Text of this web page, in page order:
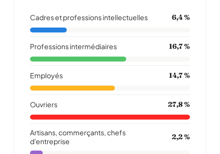
Cadres et professions intellectuelles 6,4 %
Professions intermédiaires 16,7 %
Employés 14,7 %
Ouvriers 27,8 %
Artisans, commerçants, chefs
d'entreprise
2,2 %